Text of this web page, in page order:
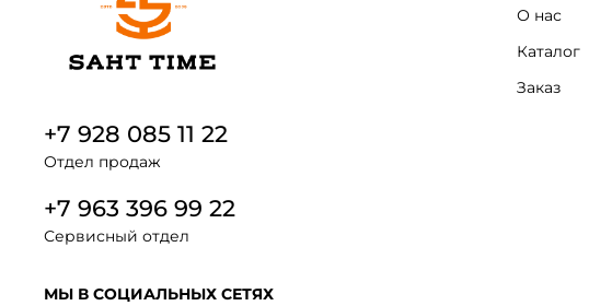
О нас
Каталог
Заказ
+7 928 085 11 22
Отдел продаж
+7 963 396 99 22
Сервисный отдел
МЫ В СОЦИАЛЬНЫХ СЕТЯХ